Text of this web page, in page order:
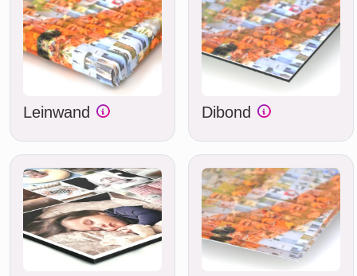
Leinwand Dibond